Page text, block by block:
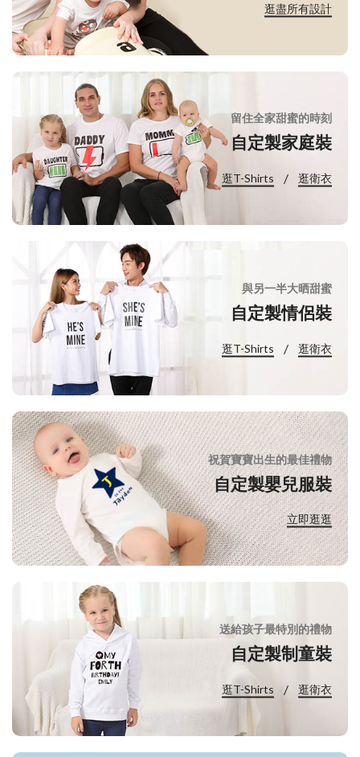
逛盡所有設計
留住全家甜蜜的時刻
自定製家庭裝
逛T-Shirts / 逛衛衣
與另一半大晒甜蜜
自定製情侶裝
逛T-Shirts / 逛衛衣
祝賀寶寶出生的最佳禮物
自定製嬰兒服裝
立即逛逛
送給孩子最特別的禮物
自定製制童裝
逛T-Shirts / 逛衛衣